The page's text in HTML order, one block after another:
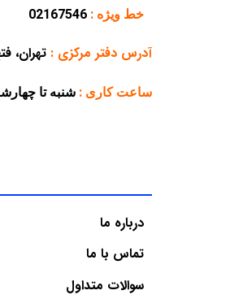
خط ویژه : 02167546
آدرس دفتر مرکزی : تهران، فتح، 45 متری زرند، مجتمع تجاری
ساعت کاری : شنبه تا چهارشنبه از ساعت 8:30 تا
درباره ما
تماس با ما
سوالات متداول